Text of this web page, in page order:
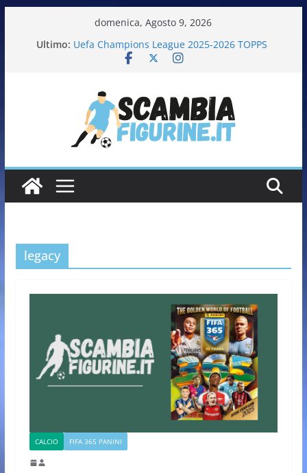
domenica, Agosto 9, 2026
Ultimo: Uefa Champions League 2025-2026 TOPPS
Fifa World Cup 2026 PANINI
Calciatori Serie B BKT 2025-2026 PANINI
legacy
CALCIO FIFA 365 PANINI